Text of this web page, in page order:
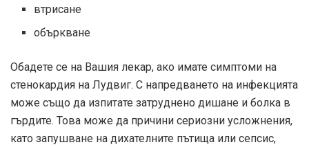
втрисане
объркване
Обадете се на Вашия лекар, ако имате симптоми на
стенокардия на Лудвиг. С напредването на инфекцията
може също да изпитате затруднено дишане и болка в
гърдите. Това може да причини сериозни усложнения,
като запушване на дихателните пътища или сепсис,